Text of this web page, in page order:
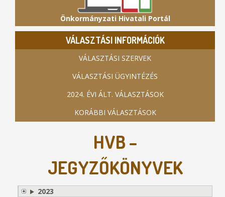
Önkormányzati Hivatali Portál
VÁLASZTÁSI INFORMÁCIÓK
VÁLASZTÁSI SZERVEK
VÁLASZTÁSI ÜGYINTÉZÉS
2024. ÉVI ÁLT. VÁLASZTÁSOK
KORÁBBI VÁLASZTÁSOK
HVB –
JEGYZŐKÖNYVEK
2023